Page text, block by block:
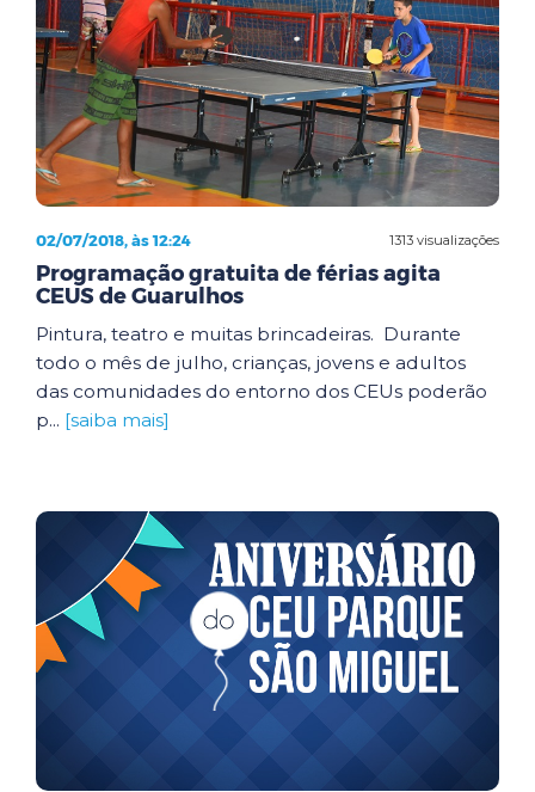
1313 visualizações
02/07/2018, às 12:24
Programação gratuita de férias agita
CEUS de Guarulhos
Pintura, teatro e muitas brincadeiras. Durante
todo o mês de julho, crianças, jovens e adultos
das comunidades do entorno dos CEUs poderão
p... [saiba mais]